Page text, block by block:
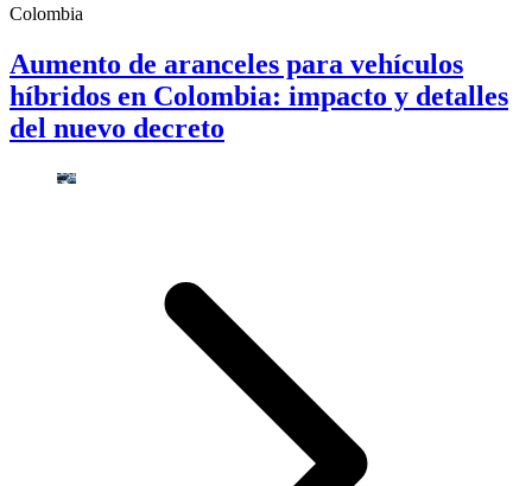
Colombia
Aumento de aranceles para vehículos
híbridos en Colombia: impacto y detalles
del nuevo decreto